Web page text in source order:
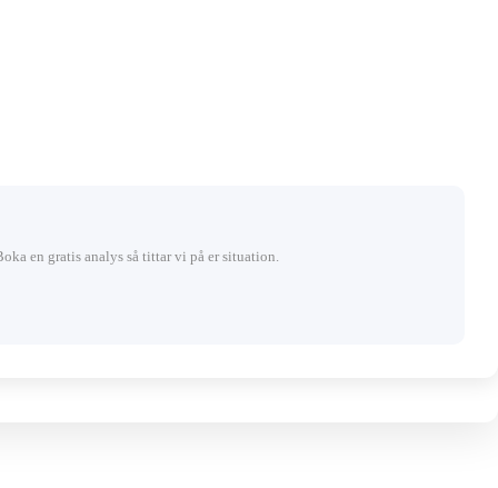
en gratis analys så tittar vi på er situation.